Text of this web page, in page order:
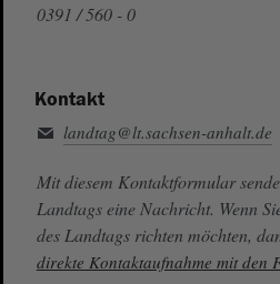
0391 / 560 - 0
Kontakt
landtag@lt.sachsen-anhalt.de
Mit diesem Kontaktformular
Landtags eine Nachricht. Wenn
des Landtags richten möchten,
direkte Kontaktaufnahme mit den